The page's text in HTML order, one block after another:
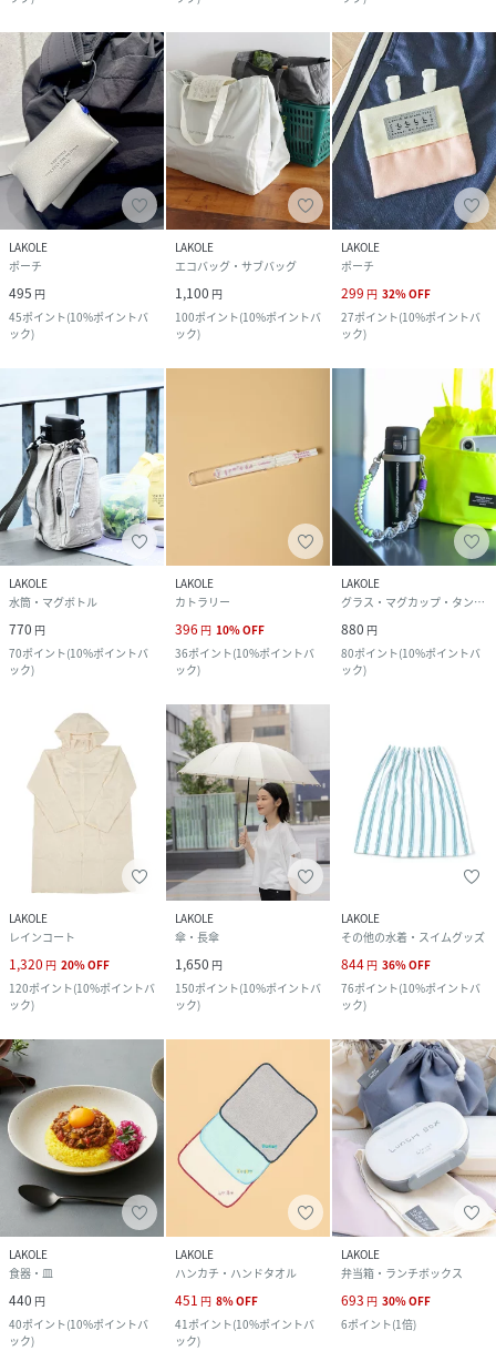
LAKOLE
ポーチ
495 円
45ポイント(10%ポイントバ
ック)
LAKOLE
エコバッグ・サブバッグ
1,100 円
100ポイント(10%ポイントバ
ック)
LAKOLE
ポーチ
299 円 32%OFF
27ポイント(10%ポイントバ
ック)
LAKOLE
水筒・マグボトル
770 円
70ポイント(10%ポイントバ
ック)
LAKOLE
カトラリー
396 円 10%OFF
36ポイント(10%ポイントバ
ック)
LAKOLE
グラス・マグカップ・タンブラー
880 円
80ポイント(10%ポイントバ
ック)
LAKOLE
レインコート
1,320 円 20%OFF
120ポイント(10%ポイントバ
ック)
LAKOLE
傘・長傘
1,650 円
150ポイント(10%ポイントバ
ック)
LAKOLE
その他の水着・スイムグッズ
844 円 36%OFF
76ポイント(10%ポイントバ
ック)
LAKOLE
食器・皿
440 円
40ポイント(10%ポイントバ
ック)
LAKOLE
ハンカチ・ハンドタオル
451 円 8%OFF
41ポイント(10%ポイントバ
ック)
LAKOLE
弁当箱・ランチボックス
693 円 30%OFF
6ポイント(1倍)